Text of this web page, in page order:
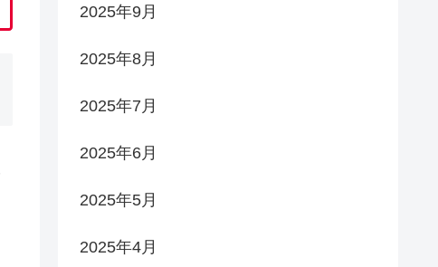
2025年9月
2025年8月
2025年7月
2025年6月
2025年5月
2025年4月